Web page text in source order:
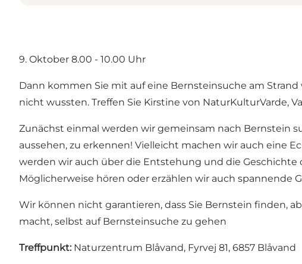
9. Oktober 8.00 - 10.00 Uhr
Dann kommen Sie mit auf eine Bernsteinsuche am
nicht wussten. Treffen Sie Kirstine von NaturKulturVarde,
Zunächst einmal werden wir gemeinsam nach Bernstein
aussehen, zu erkennen! Vielleicht machen wir auch eine
werden wir auch über die Entstehung und die
Möglicherweise hören oder erzählen wir auch spannende
Wir können nicht garantieren, dass Sie Bernstein finden,
macht, selbst auf Bernsteinsuche zu gehen
Treffpunkt: Naturzentrum Blåvand, Fyrvej 81, 6857 Blåvand